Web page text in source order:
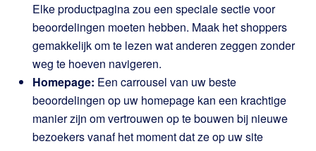
Elke productpagina zou een speciale sectie voor
beoordelingen moeten hebben. Maak het shoppers
gemakkelijk om te lezen wat anderen zeggen zonder
weg te hoeven navigeren.
Homepage: Een carrousel van uw beste
beoordelingen op uw homepage kan een krachtige
manier zijn om vertrouwen op te bouwen bij nieuwe
bezoekers vanaf het moment dat ze op uw site